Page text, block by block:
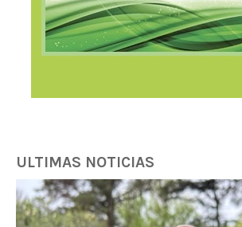
ULTIMAS NOTICIAS